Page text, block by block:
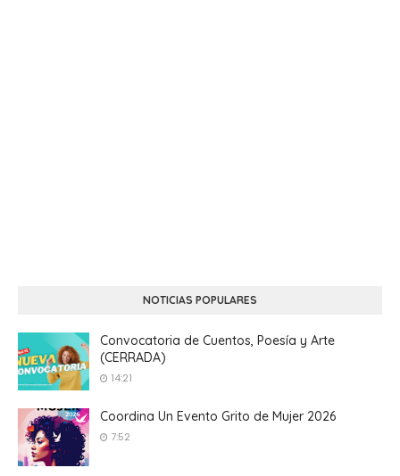
NOTICIAS POPULARES
Convocatoria de Cuentos, Poesía y Arte
(CERRADA)
14:21
Coordina Un Evento Grito de Mujer 2026
7:52